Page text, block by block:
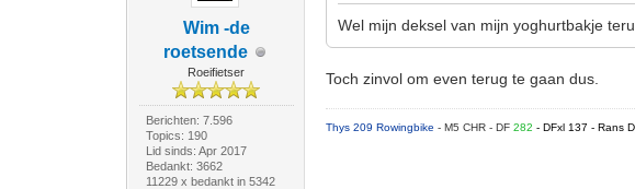
Wim -de
roetsende
Roeifietser
Berichten: 7.596
Topics: 190
Lid sinds: Apr 2017
Bedankt: 3662
11229 x bedankt in 5342
Wel mijn deksel van mijn yoghurtbakje
Toch zinvol om even terug te gaan dus.
Thys 209 Rowingbike- M5 CHR - DF282- DFxl 137 - Rans